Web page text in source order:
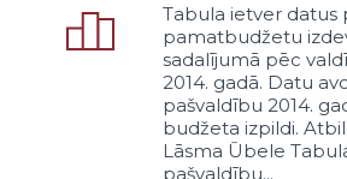
Kanalizācija un
Sadzīves
pārstrāde
Siltumapgāde
Koģenerācija
Energoveiktspēja
Tabula ietver datus
pamatbudžetu
sadalījumā pēc
2014. gadā. Datu
pašvaldību 2014.
budžeta izpildi.
Lāsma Ūbele
pašvaldību...